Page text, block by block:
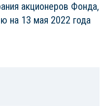
акционеров Фонда,
на 13 мая 2022 года